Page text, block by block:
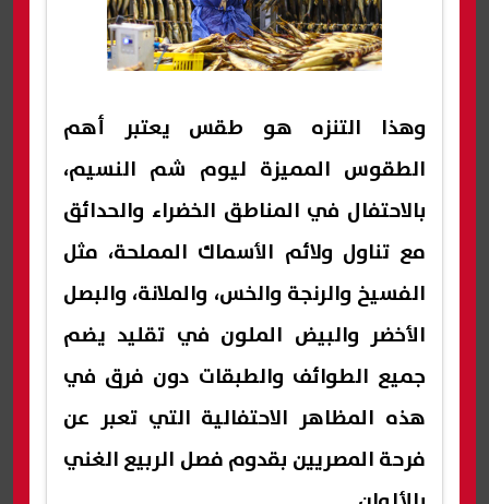
وهذا التنزه هو طقس يعتبر أهم
الطقوس المميزة ليوم شم النسيم،
بالاحتفال في المناطق الخضراء والحدائق
مع تناول ولائم الأسماك المملحة، مثل
الفسيخ والرنجة والخس، والملانة، والبصل
الأخضر والبيض الملون في تقليد يضم
جميع الطوائف والطبقات دون فرق في
هذه المظاهر الاحتفالية التي تعبر عن
فرحة المصريين بقدوم فصل الربيع الغني